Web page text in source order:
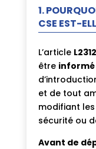
1.
CSE EST-
L’article
être
et de tout
modifiant
sécurité ou
Avant de